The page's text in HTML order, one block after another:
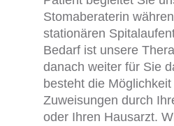
Stomaberaterin
stationären
Bedarf ist unsere
danach weiter für Sie
besteht die
Zuweisungen durch
oder Ihren Hausarzt.